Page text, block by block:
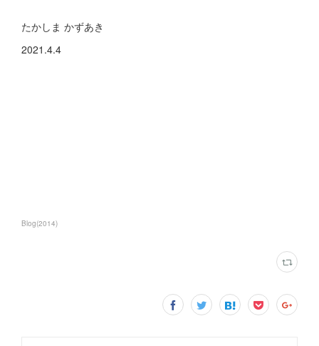
たかしま かずあき
2021.4.4
Blog(2014)